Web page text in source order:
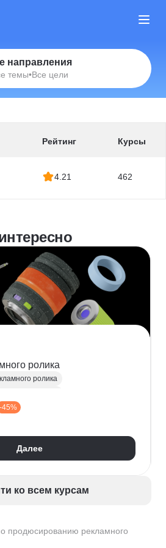
направления
темы•Все цели
продюсированию рекламного
Рейтинг Курсы
4.21 462
ролика
ролика
-45%
Далее
ко всем курсам